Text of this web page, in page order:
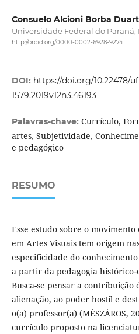
Consuelo Alcioni Borba
Universidade Federal do Paraná,
http://orcid.org/0000-0002-6928-9274
DOI: https://doi.org/10.22478/
1579.2019v12n3.46193
Palavras-chave: Currículo,
artes, Subjetividade,
e pedagógico
RESUMO
Esse estudo sobre o
em Artes Visuais tem origem
especificidade do
a partir da pedagogia
Busca-se pensar a
alienação, ao poder hostil e
o(a) professor(a) (MÉSZÁROS,
currículo proposto na